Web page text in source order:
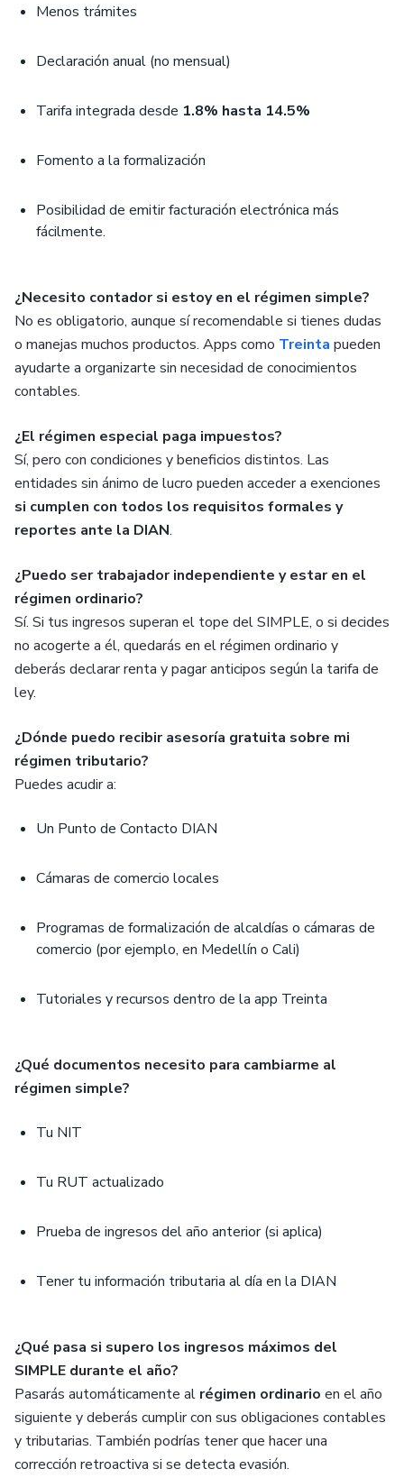
Menos trámites
Declaración anual (no mensual)
Tarifa integrada desde 1.8% hasta 14.5%
Fomento a la formalización
Posibilidad de emitir facturación electrónica más
fácilmente.
¿Necesito contador si estoy en el régimen simple?
No es obligatorio, aunque sí recomendable si tienes dudas
o manejas muchos productos. Apps como Treinta pueden
ayudarte a organizarte sin necesidad de conocimientos
contables.
¿El régimen especial paga impuestos?
Sí, pero con condiciones y beneficios distintos. Las
entidades sin ánimo de lucro pueden acceder a exenciones
si cumplen con todos los requisitos formales y
reportes ante la DIAN.
¿Puedo ser trabajador independiente y estar en el
régimen ordinario?
Sí. Si tus ingresos superan el tope del SIMPLE, o si decides
no acogerte a él, quedarás en el régimen ordinario y
deberás declarar renta y pagar anticipos según la tarifa de
ley.
¿Dónde puedo recibir asesoría gratuita sobre mi
régimen tributario?
Puedes acudir a:
Un Punto de Contacto DIAN
Cámaras de comercio locales
Programas de formalización de alcaldías o cámaras de
comercio (por ejemplo, en Medellín o Cali)
Tutoriales y recursos dentro de la app Treinta
¿Qué documentos necesito para cambiarme al
régimen simple?
Tu NIT
Tu RUT actualizado
Prueba de ingresos del año anterior (si aplica)
Tener tu información tributaria al día en la DIAN
¿Qué pasa si supero los ingresos máximos del
SIMPLE durante el año?
Pasarás automáticamente al régimen ordinario en el año
siguiente y deberás cumplir con sus obligaciones contables
y tributarias. También podrías tener que hacer una
corrección retroactiva si se detecta evasión.